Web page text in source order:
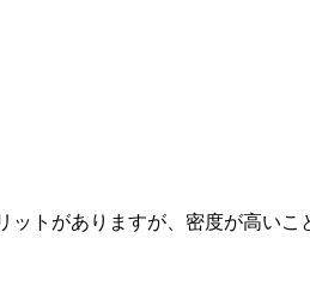
トがありますが、密度が高いこ